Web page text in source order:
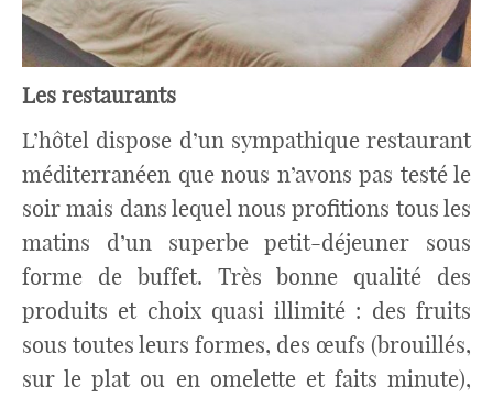
Les restaurants
L’hôtel dispose d’un sympathique restaurant
méditerranéen que nous n’avons pas testé le
soir mais dans lequel nous profitions tous les
matins d’un superbe petit-déjeuner sous
forme de buffet. Très bonne qualité des
produits et choix quasi illimité : des fruits
sous toutes leurs formes, des œufs (brouillés,
sur le plat ou en omelette et faits minute),